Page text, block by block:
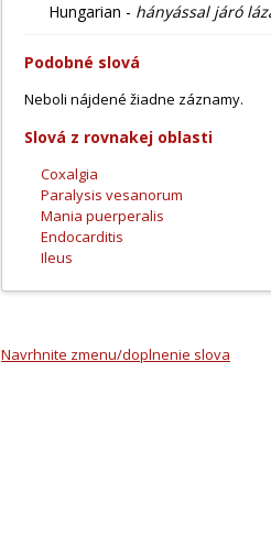
Hungarian - hányással járó
Podobné slová
Neboli nájdené žiadne záznamy.
Slová z rovnakej oblasti
Coxalgia
Paralysis vesanorum
Mania puerperalis
Endocarditis
Ileus
Navrhnite zmenu/doplnenie slova